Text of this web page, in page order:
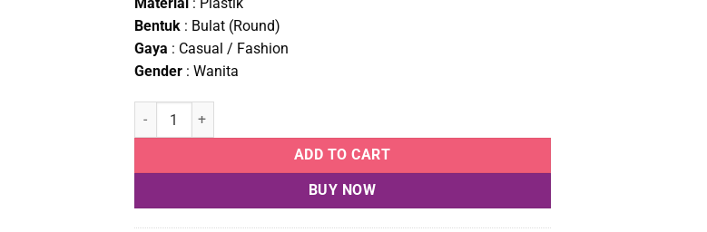
Material : Plastik
Bentuk: Bulat (Round)
Gaya : Casual / Fashion
Gender: Wanita
Frame Kacamata Branded Celine Dion Eyes CD7265 C10 quantity
ADD TO CART
BUY NOW